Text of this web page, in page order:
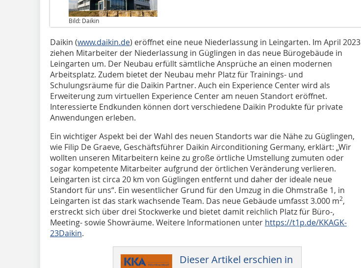
Bild: Daikin
Daikin (www.daikin.de) eröffnet eine neue Niederlassung in Leingarten. Im April 2023
ziehen Mitarbeiter der Niederlassung in Güglingen in das neue Bürogebäude in
Leingarten um. Der Neubau erfüllt sämtliche Ansprüche an einen modernen
Arbeitsplatz. Zudem bietet der Neubau mehr Platz für Trainings- und
Schulungsräume für die Daikin Partner. Auch ein Experience Center wird als
Erweiterung zum virtuellen Experience Center am neuen Standort eröffnet.
Interessierte Endkunden können dort verschiedene Daikin Produkte für private
Anwendungen erleben.
Ein wichtiger Aspekt bei der Wahl des neuen Standorts war die Nähe zu Güglingen,
wie Filip De Graeve, Geschäftsführer Daikin Airconditioning Germany, erklärt: „Wir
wollten unseren Mitarbeitern keine zu große örtliche Umstellung zumuten oder
sogar kompetente Mitarbeiter aufgrund der örtlichen Veränderung verlieren.
Leingarten ist circa 20 km von Güglingen entfernt und daher der ideale neue
Standort für uns“. Ein wesentlicher Grund für den Umzug in die Ohmstraße 1, in
Leingarten ist das stark wachsende Team. Das neue Gebäude umfasst 3.000 m2,
erstreckt sich über drei Stockwerke und bietet damit reichlich Platz für Büro-,
Meeting- sowie Showräume. Weitere Informationen unter https://t1p.de/KKAGK-
23Daikin.
Dieser Artikel erschien in